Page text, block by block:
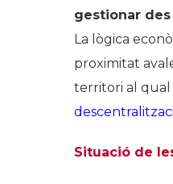
gestionar
La lògica
proximitat
territori al qual
Situació de